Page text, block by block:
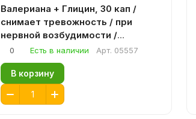
Валериана + Глицин, 30 кап /
снимает тревожность / при
нервной возбудимости /
бессоннице / вялом мозге
0 Есть в наличии Арт. 05557
В корзину